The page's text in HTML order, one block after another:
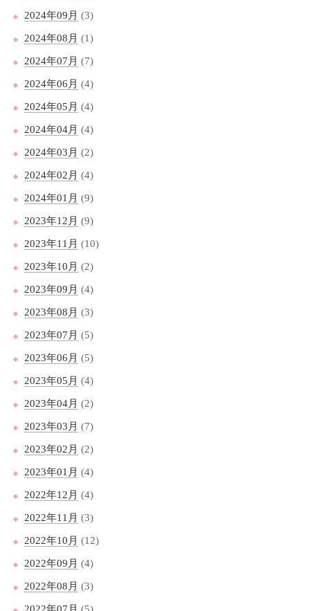
2024年09月 (3)
2024年08月 (1)
2024年07月 (7)
2024年06月 (4)
2024年05月 (4)
2024年04月 (4)
2024年03月 (2)
2024年02月 (4)
2024年01月 (9)
2023年12月 (9)
2023年11月 (10)
2023年10月 (2)
2023年09月 (4)
2023年08月 (3)
2023年07月 (5)
2023年06月 (5)
2023年05月 (4)
2023年04月 (2)
2023年03月 (7)
2023年02月 (2)
2023年01月 (4)
2022年12月 (4)
2022年11月 (3)
2022年10月 (12)
2022年09月 (4)
2022年08月 (3)